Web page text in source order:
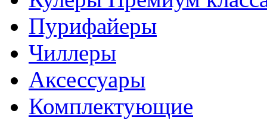
Пурифайеры
Чиллеры
Аксессуары
Комплектующие